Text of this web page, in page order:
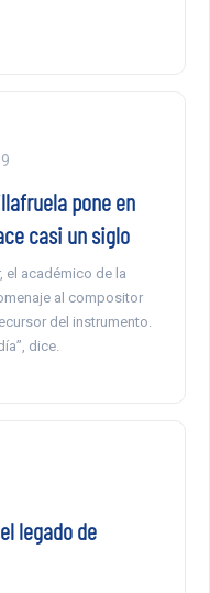
pone en
casi un siglo
el académico de la
al compositor
del instrumento.
dice.
legado de